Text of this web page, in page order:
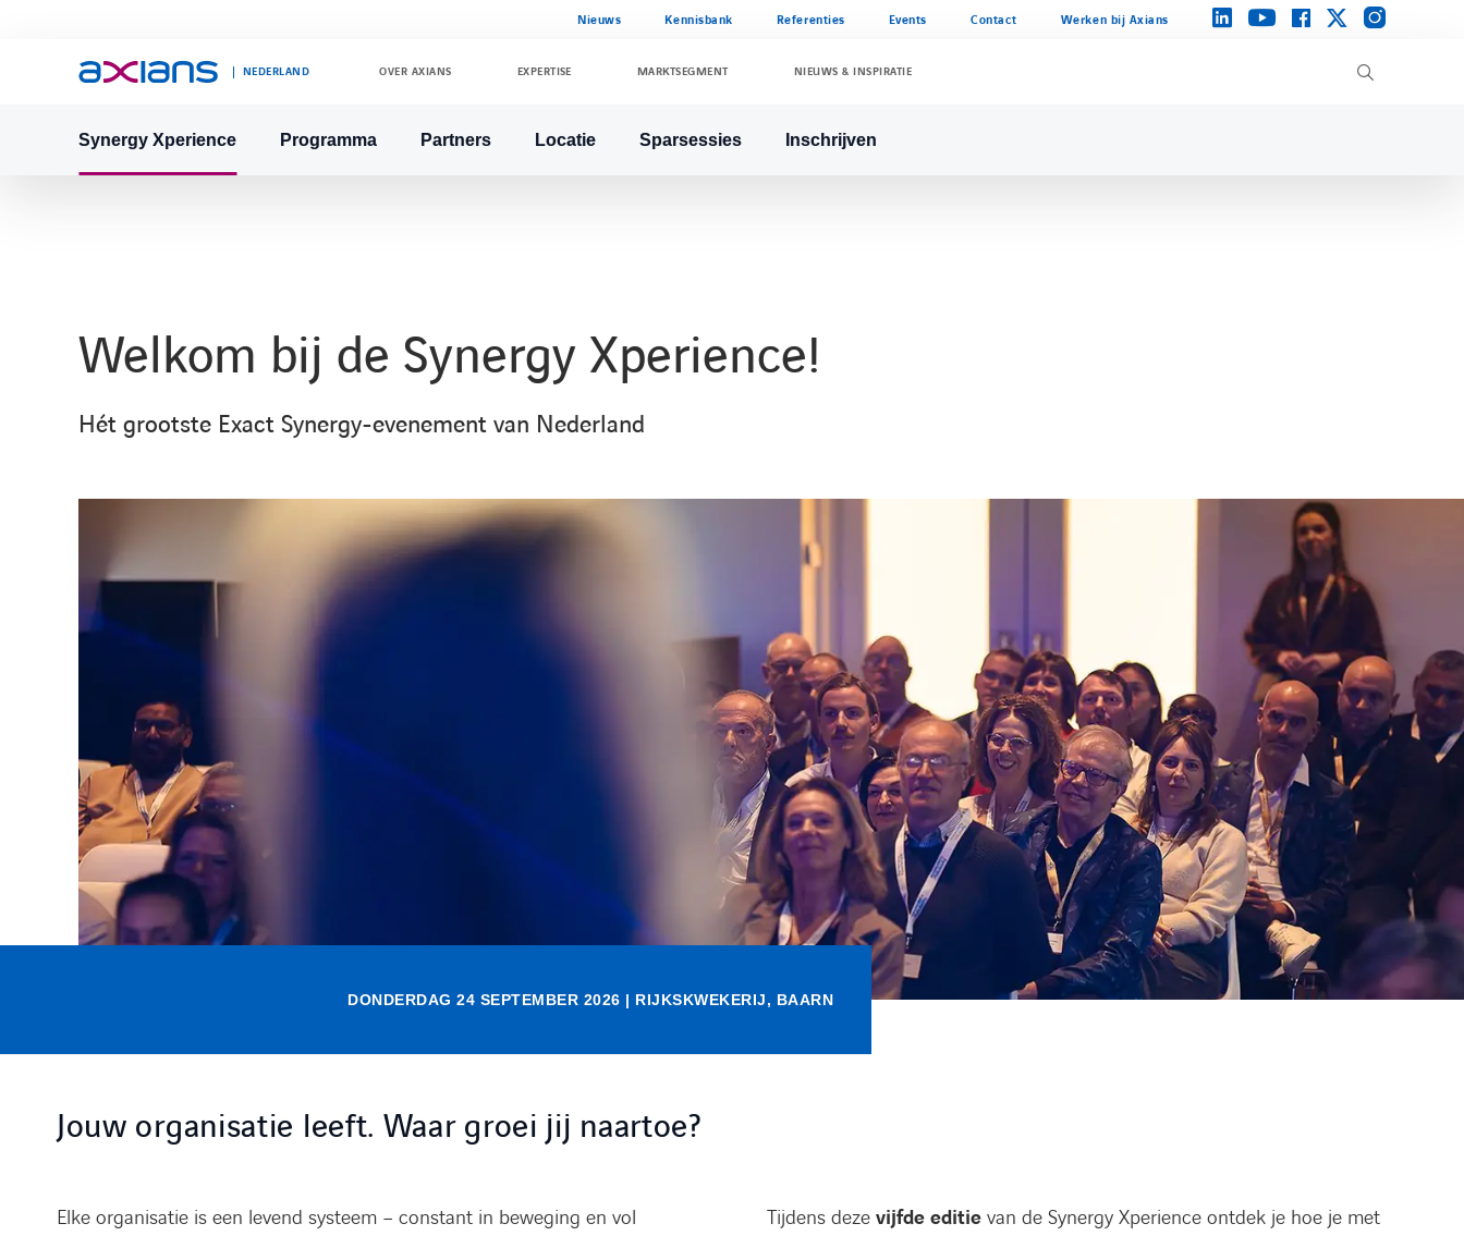
Nieuws Kennisbank Referenties Events Contact Werken bij Axians linkedinyoutubefacebooktwitterinstagram
NEDERLAND OVER AXIANS EXPERTISE MARKTSEGMENT NIEUWS & INSPIRATIE
Search
Synergy Xperience Programma Partners Locatie Sparsessies Inschrijven
Welkom bij de Synergy Xperience!
Hét grootste Exact Synergy-evenement van Nederland
DONDERDAG 24 SEPTEMBER 2026 | RIJKSKWEKERIJ, BAARN
Jouw organisatie leeft. Waar groei jij naartoe?
Elke organisatie is een levend systeem – constant in beweging en vol
Tijdens deze vijfde editie van de Synergy Xperience ontdek je hoe je met